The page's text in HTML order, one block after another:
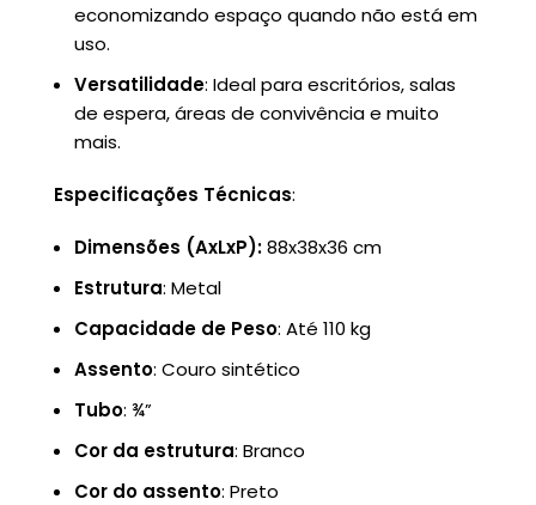
economizando espaço quando não está em
uso.
Versatilidade: Ideal para escritórios, salas
de espera, áreas de convivência e muito
mais.
Especificações Técnicas:
Dimensões (AxLxP):88x38x36 cm
Estrutura: Metal
Capacidade de Peso: Até 110 kg
Assento: Couro sintético
Tubo: ¾”
Cor da estrutura: Branco
Cor do assento: Preto